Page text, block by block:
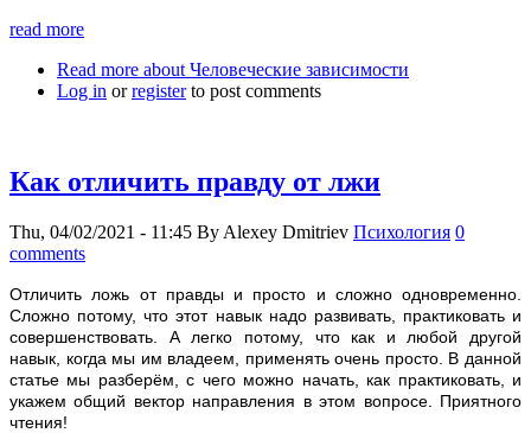
read more
Read more about Человеческие зависимости
Log in orregisterto post comments
Как отличить правду от лжи
Thu, 04/02/2021 - 11:45 By Alexey Dmitriev Психология 0
comments
Отличить ложь от правды и просто и сложно одновременно.
Сложно потому, что этот навык надо развивать, практиковать и
совершенствовать. А легко потому, что как и любой другой
навык, когда мы им владеем, применять очень просто. В данной
статье мы разберём, с чего можно начать, как практиковать, и
укажем общий вектор направления в этом вопросе. Приятного
чтения!